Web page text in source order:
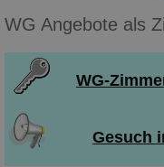
WG Angebote als
WG-
Gesuch